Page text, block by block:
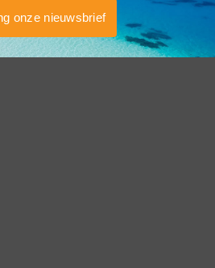
onze nieuwsbrief